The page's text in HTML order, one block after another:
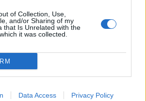
of Collection, Use,
and/or Sharing of my
that Is Unrelated with the
it was collected.
Data Access Privacy Policy